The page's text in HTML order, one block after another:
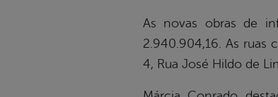
As novas obras de
2.940.904,16. As ruas
4, Rua José Hildo de